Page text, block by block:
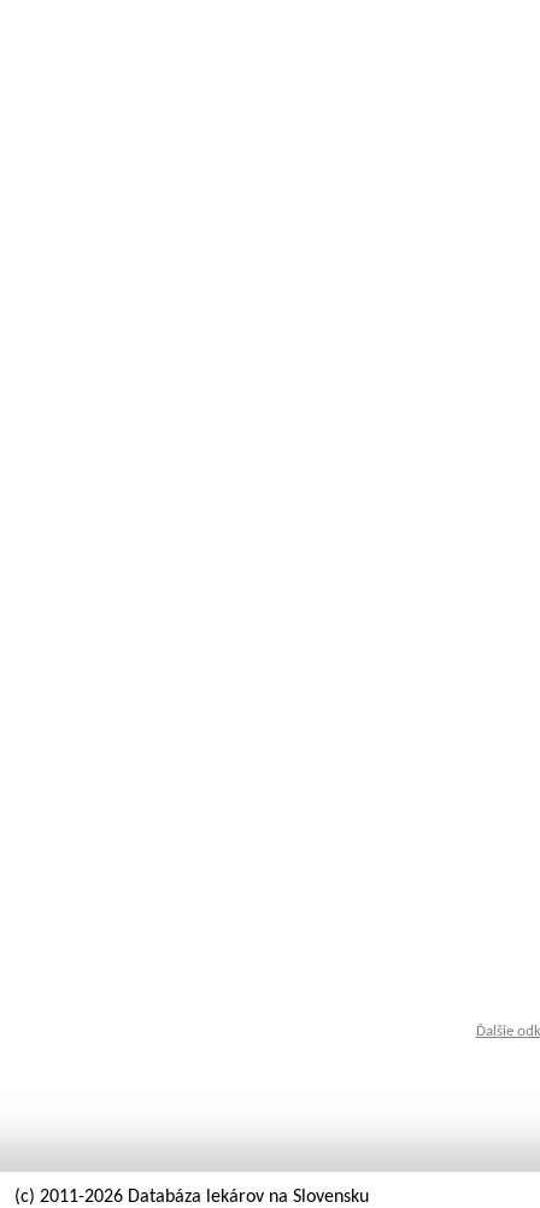
Ďalšie
(c) 2011-2026 Databáza lekárov na Slovensku